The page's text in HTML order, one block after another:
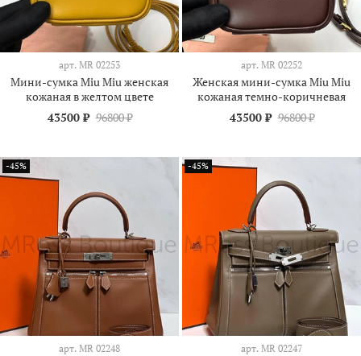
арт. МR 02253
Мини-сумка Miu Miu женская
кожаная в желтом цвете
43500 ₽ 96800 ₽
арт. МR 02252
Женская мини-сумка Miu Miu
кожаная темно-коричневая
43500 ₽ 96800 ₽
-45%
арт. МR 02248
-45%
арт. МR 02247